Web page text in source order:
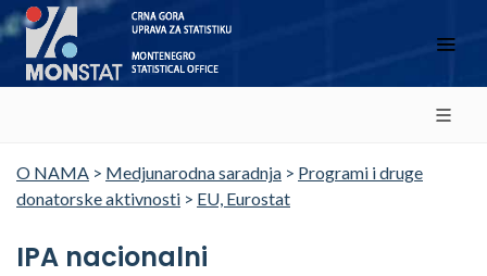
O NAMA > Medjunarodna saradnja > Programi i druge
donatorske aktivnosti > EU, Eurostat
IPA nacionalni